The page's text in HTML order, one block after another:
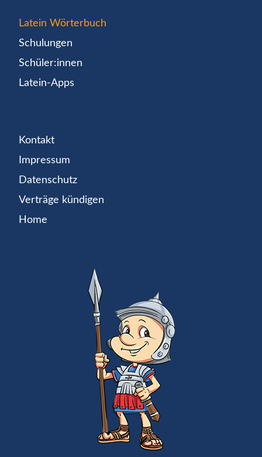
Latein Wörterbuch
Schulungen
Schüler:innen
Latein-Apps
Kontakt
Impressum
Datenschutz
Verträge kündigen
Home